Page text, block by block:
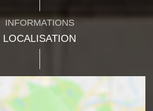
INFORMATIONS
LOCALISATION